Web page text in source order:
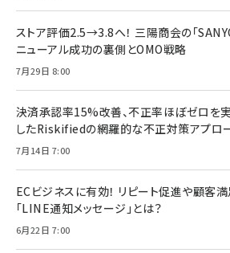
ストア評価2.5→3.8へ！ 三陽商会の「
ニューアル成功の裏側とOMO戦略
7月29日 8:00
決済承認率15%改善、不正率ほぼゼロを実
したRiskifiedの網羅的な不正対策アプロ
7月14日 7:00
ECビジネスに有効！ リピート促進や顧客
「LINE通知メッセージ」とは？
6月22日 7:00